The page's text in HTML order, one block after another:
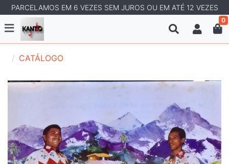
PARCELAMOS EM 6 VEZES SEM JUROS OU EM ATÉ 12 VEZES
0
CATÁLOGO